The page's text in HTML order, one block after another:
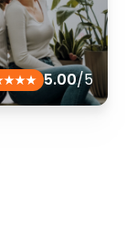
5.00/5